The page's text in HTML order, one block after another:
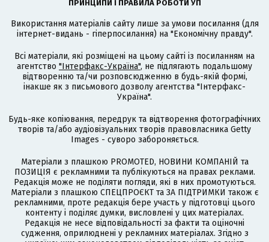
ПРИНЦИПИ І ПРАВИЛА РОБОТИ УП
Використання матеріалів сайту лише за умови посилання (для
інтернет-видань - гіперпосилання) на "Економічну правду".
Всі матеріали, які розміщені на цьому сайті із посиланням на
агентство "Інтерфакс-Україна", не підлягають подальшому
відтворенню та/чи розповсюдженню в будь-якій формі,
інакше як з письмового дозволу агентства "Інтерфакс-
Україна".
Будь-яке копіювання, передрук та відтворення фотографічних
творів та/або аудіовізуальних творів правовласника Getty
Images - суворо забороняється.
Матеріали з плашкою PROMOTED, НОВИНИ КОМПАНІЙ та
ПОЗИЦІЯ є рекламними та публікуються на правах реклами.
Редакція може не поділяти погляди, які в них промотуються.
Матеріали з плашкою СПЕЦПРОЄКТ та ЗА ПІДТРИМКИ також є
рекламними, проте редакція бере участь у підготовці цього
контенту і поділяє думки, висловлені у цих матеріалах.
Редакція не несе відповідальності за факти та оціночні
судження, оприлюднені у рекламних матеріалах. Згідно з